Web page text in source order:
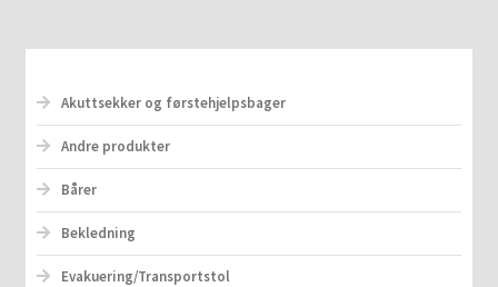
Akuttsekker og førstehjelpsbager
Andre produkter
Bårer
Bekledning
Evakuering/Transportstol